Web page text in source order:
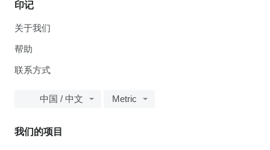
印记
关于我们
帮助
联系方式
中国 / 中文 Metric
我们的项目